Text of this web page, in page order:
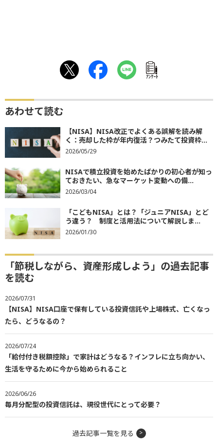
ｱﾝｹｰﾄ
あわせて読む
【NISA】NISA改正でよくある誤解を読み解
く：売却した枠が年内復活？つみたて投資枠...
2026/05/29
NISAで積立投資を始めたばかりの初心者が知っ
ておきたい、急なマーケット変動への備...
2026/03/04
「こどもNISA」とは？「ジュニアNISA」とど
う違う？ 制度と活用法について解説しま...
2026/01/30
「節税しながら、資産形成しよう」の過去記事
を読む
2026/07/31
【NISA】NISA口座で保有している投資信託や上場株式、亡くなっ
たら、どうなるの？
2026/07/24
「給付付き税額控除」で家計はどうなる？インフレに立ち向かい、
生活を守るために今から始められること
2026/06/26
毎月分配型の投資信託は、現役世代にとって必要？
過去記事一覧を見る